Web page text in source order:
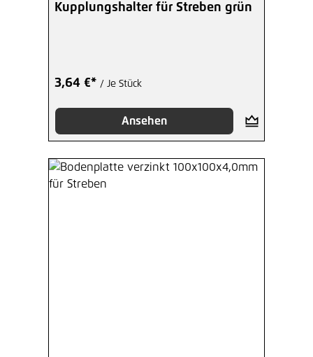
Kupplungshalter für Streben grün
3,64 €* / Je Stück
Ansehen